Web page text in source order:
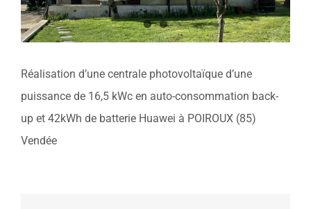
Réalisation d’une centrale photovoltaïque d’une
puissance de 16,5 kWc en auto-consommation back-
up et 42kWh de batterie Huawei à POIROUX (85)
Vendée